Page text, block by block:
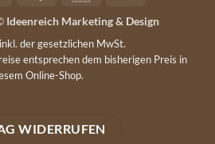
Delivery
Ideenreich Marketing & Design
der gesetzlichen MwSt.
entsprechen dem bisherigen Preis in
Online-Shop.
WIDERRUFEN